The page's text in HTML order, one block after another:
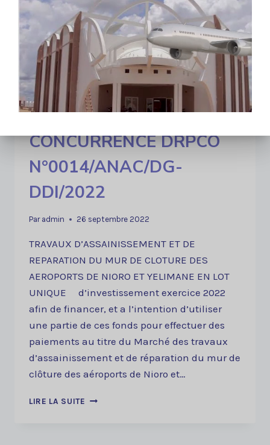
LIRE LA SUITEDOSSIER
D’APPEL
D’OFFRES
OUVERT
N°003/ANAC/DG-
DDI/2022
AVIS D’APPEL D’OFFRE
AVIS D’APPEL A LA
CONCURRENCE DRPCO
N°0014/ANAC/DG-
DDI/2022
Par admin 26 septembre 2022
TRAVAUX D’ASSAINISSEMENT ET DE
REPARATION DU MUR DE CLOTURE DES
AEROPORTS DE NIORO ET YELIMANE EN LOT
UNIQUE d’investissement exercice 2022
afin de financer, et a l’intention d’utiliser
une partie de ces fonds pour effectuer des
paiements au titre du Marché des travaux
d’assainissement et de réparation du mur de
clôture des aéroports de Nioro et…
LIRE LA SUITE AVIS